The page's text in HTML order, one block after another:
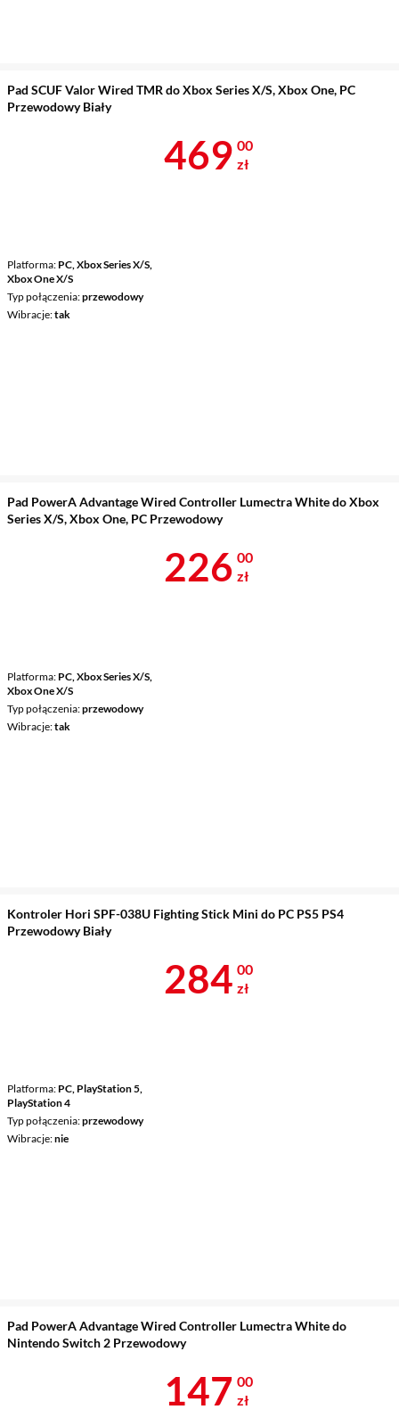
Pad SCUF Valor Wired TMR do Xbox Series X/S, Xbox One, PC
Przewodowy Biały
Platforma PC, Xbox Series X/S,
Xbox One X/S
Typ połączenia przewodowy
Wibracje tak
Cena 469 zł
469 00
zł
Pad PowerA Advantage Wired Controller Lumectra White do Xbox
Series X/S, Xbox One, PC Przewodowy
Platforma PC, Xbox Series X/S,
Xbox One X/S
Typ połączenia przewodowy
Wibracje tak
Cena 226 zł
226 00
zł
Kontroler Hori SPF-038U Fighting Stick Mini do PC PS5 PS4
Przewodowy Biały
Platforma PC, PlayStation 5,
PlayStation 4
Typ połączenia przewodowy
Wibracje nie
Cena 284 zł
284 00
zł
Pad PowerA Advantage Wired Controller Lumectra White do
Nintendo Switch 2 Przewodowy
Cena 147 zł
147 00
zł